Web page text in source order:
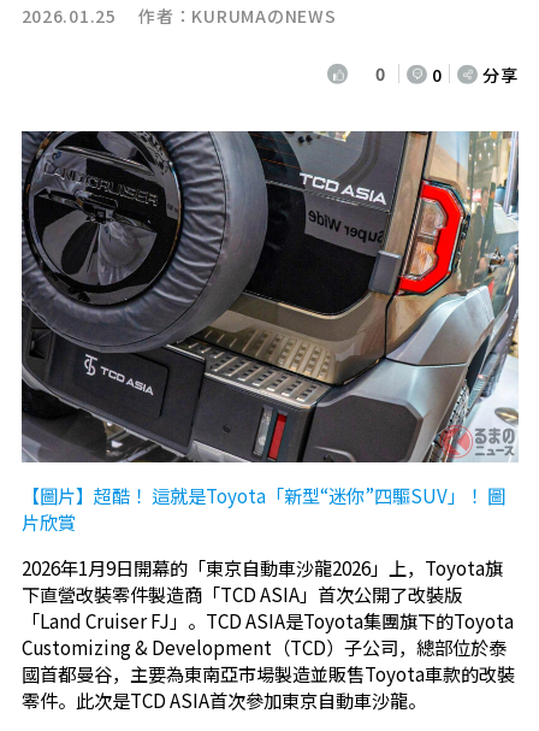
2026.01.25 作者： KURUMAのNEWS
0 0 分享
【圖片】超酷！ 這就是Toyota「新型“迷你”四驅SUV」！ 圖
片欣賞
2026年1月9日開幕的「東京自動車沙龍2026」上，Toyota旗
下直營改裝零件製造商「TCD ASIA」首次公開了改裝版
「Land Cruiser FJ」。TCD ASIA是Toyota集團旗下的Toyota
Customizing & Development（TCD）子公司，總部位於泰
國首都曼谷，主要為東南亞市場製造並販售Toyota車款的改裝
零件。此次是TCD ASIA首次參加東京自動車沙龍。